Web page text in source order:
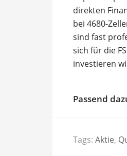
direkten
bei 4680-
sind fast
sich für die
investieren
Passend
Tags: Aktie,